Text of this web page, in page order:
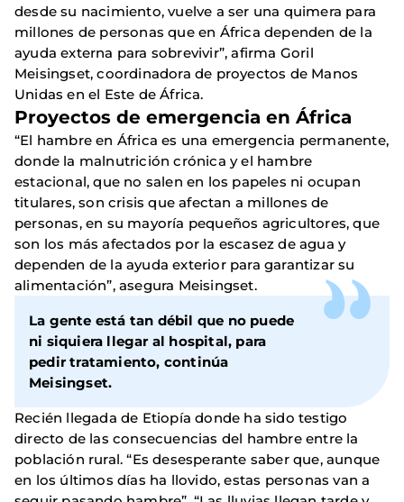
desde su nacimiento, vuelve a ser una quimera para
millones de personas que en África dependen de la
ayuda externa para sobrevivir”, afirma Goril
Meisingset, coordinadora de proyectos de Manos
Unidas en el Este de África.
Proyectos de emergencia en África
“El hambre en África es una emergencia permanente,
donde la malnutrición crónica y el hambre
estacional, que no salen en los papeles ni ocupan
titulares, son crisis que afectan a millones de
personas, en su mayoría pequeños agricultores, que
son los más afectados por la escasez de agua y
dependen de la ayuda exterior para garantizar su
alimentación”, asegura Meisingset.
La gente está tan débil que no puede
ni siquiera llegar al hospital, para
pedir tratamiento, continúa
Meisingset.
Recién llegada de Etiopía donde ha sido testigo
directo de las consecuencias del hambre entre la
población rural. “Es desesperante saber que, aunque
en los últimos días ha llovido, estas personas van a